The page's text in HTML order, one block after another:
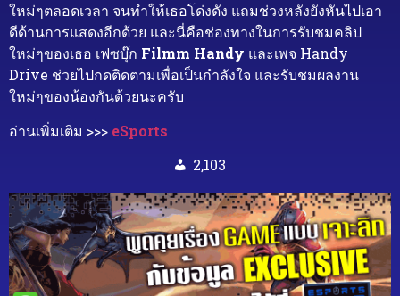
ใหม่ๆตลอดเวลา จนทำให้เธอโด่งดัง แถมช่วงหลังยังหันไปเอา
ดีด้านการแสดงอีกด้วย และนี่คือช่องทางในการรับชมคลิป
ใหม่ๆของเธอ เฟซบุ๊ก Filmm Handy และเพจ Handy
Drive ช่วยไปกดติดตามเพื่อเป็นกำลังใจ และรับชมผลงาน
ใหม่ๆของน้องกันด้วยนะครับ
อ่านเพิ่มเติม >>> eSports
2,103